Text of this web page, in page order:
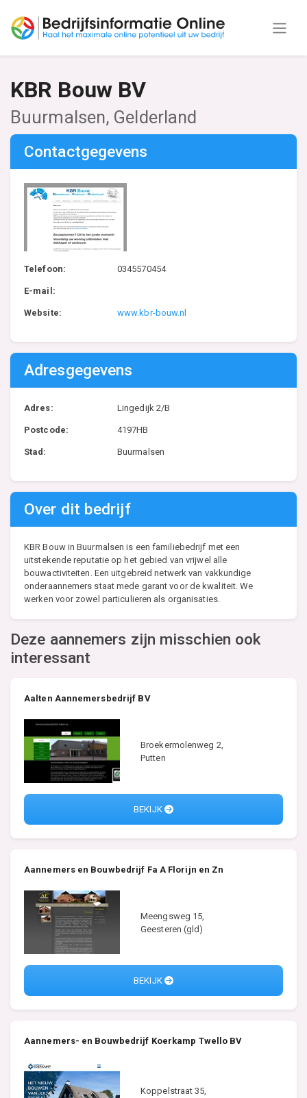
KBR Bouw BV
Buurmalsen, Gelderland
Contactgegevens
Telefoon: 0345570454
E-mail:
Website: www.kbr-bouw.nl
Adresgegevens
Adres: Lingedijk 2/B
Postcode: 4197HB
Stad: Buurmalsen
Over dit bedrijf
KBR Bouw in Buurmalsen is een familiebedrijf met een
uitstekende reputatie op het gebied van vrijwel alle
bouwactiviteiten. Een uitgebreid netwerk van vakkundige
onderaannemers staat mede garant voor de kwaliteit. We
werken voor zowel particulieren als organisaties.
Deze aannemers zijn misschien ook
interessant
Aalten Aannemersbedrijf BV
Broekermolenweg 2,
Putten
BEKIJK
Aannemers en Bouwbedrijf Fa A Florijn en Zn
Meengsweg 15,
Geesteren (gld)
BEKIJK
Aannemers- en Bouwbedrijf Koerkamp Twello BV
Koppelstraat 35,